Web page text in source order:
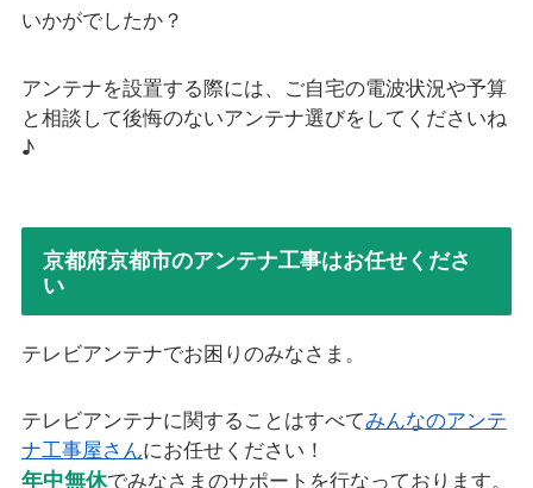
いかがでしたか？
アンテナを設置する際には、ご自宅の電波状況や予算
と相談して後悔のないアンテナ選びをしてくださいね
♪
京都府京都市のアンテナ工事はお任せくださ
い
テレビアンテナでお困りのみなさま。
テレビアンテナに関することはすべてみんなのアンテ
ナ工事屋さんにお任せください！
年中無休でみなさまのサポートを行なっております。